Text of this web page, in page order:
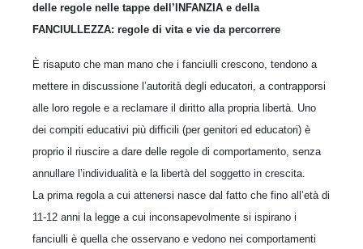
delle regole nelle tappe dell’INFANZIA e della
FANCIULLEZZA: regole di vita e vie da percorrere
È risaputo che man mano che i fanciulli crescono, tendono a
mettere in discussione l’autorità degli educatori, a contrapporsi
alle loro regole e a reclamare il diritto alla propria libertà. Uno
dei compiti educativi più difficili (per genitori ed educatori) è
proprio il riuscire a dare delle regole di comportamento, senza
annullare l’individualità e la libertà del soggetto in crescita.
La prima regola a cui attenersi nasce dal fatto che fino all’età di
11-12 anni la legge a cui inconsapevolmente si ispirano i
fanciulli è quella che osservano e vedono nei comportamenti